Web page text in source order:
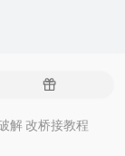
随
文
章
解 改桥接教程